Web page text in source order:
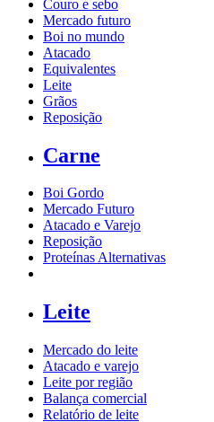
Couro e sebo
Mercado futuro
Boi no mundo
Atacado
Equivalentes
Leite
Grãos
Reposição
Carne
Boi Gordo
Mercado Futuro
Atacado e Varejo
Reposição
Proteínas Alternativas
Leite
Mercado do leite
Atacado e varejo
Leite por região
Balança comercial
Relatório de leite